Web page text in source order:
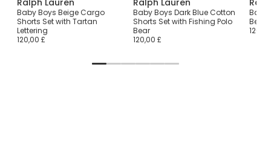
Ralph Lauren
Baby Boys Beige Cargo
Shorts Set with Tartan
Lettering
120,00 £
Ralph Lauren
Baby Boys Dark Blue Cotton
Shorts Set with Fishing Polo
Bear
120,00 £
Baby
Bear